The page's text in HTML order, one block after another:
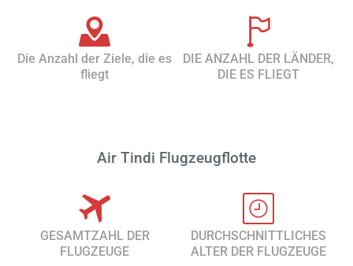
Die Anzahl der Ziele, die es
fliegt
DIE ANZAHL DER LÄNDER,
DIE ES FLIEGT
Air Tindi Flugzeugflotte
GESAMTZAHL DER
FLUGZEUGE
DURCHSCHNITTLICHES
ALTER DER FLUGZEUGE